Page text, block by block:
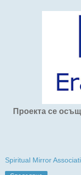
Проекта се
Spiritual Mirror